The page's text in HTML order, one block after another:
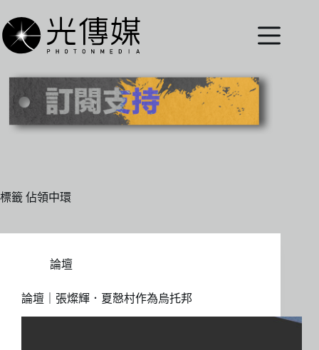
至
主
內
標籤 佔領中環
論壇
論壇｜張燦輝．夏慤村作為烏托邦